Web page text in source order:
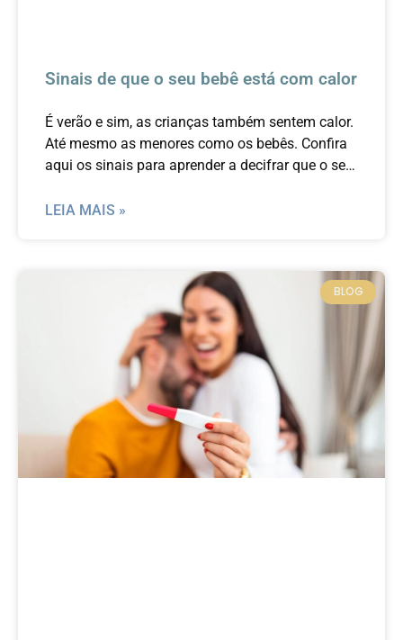
Sinais de que o seu bebê está com calor
É verão e sim, as crianças também sentem calor.
Até mesmo as menores como os bebês. Confira
aqui os sinais para aprender a decifrar que o seu
LEIA MAIS »
BLOG